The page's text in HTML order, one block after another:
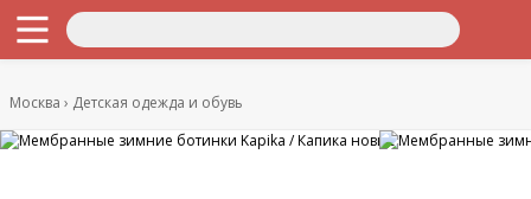
Москва Детская одежда и обувь